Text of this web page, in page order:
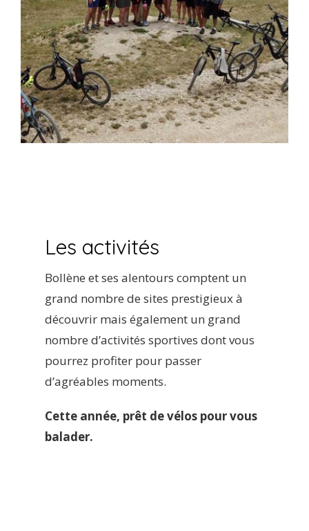
Les activités
Bollène et ses alentours comptent un
grand nombre de sites prestigieux à
découvrir mais également un grand
nombre d’activités sportives dont vous
pourrez profiter pour passer
d’agréables moments.
Cette année, prêt de vélos pour vous
balader.